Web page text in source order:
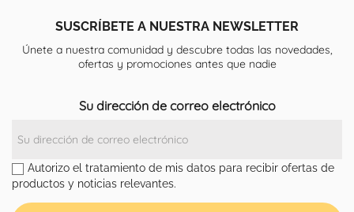
SUSCRÍBETE A NUESTRA NEWSLETTER
Únete a nuestra comunidad y descubre todas las novedades,
ofertas y promociones antes que nadie
Su dirección de correo electrónico
Autorizo el tratamiento de mis datos para recibir ofertas de
productos y noticias relevantes.